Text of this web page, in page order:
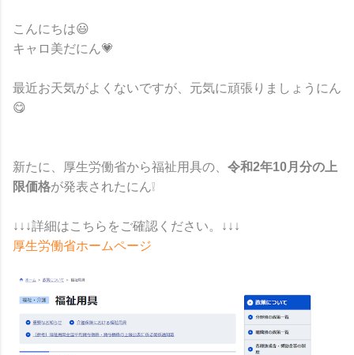
こんにちは😃
キャロ美だにん💗
最近お天気がよくないですが、元気に頑張りましょうにん
😋
新たに、厚生労働省から福祉用具の、 令和2年10月分の上
限価格が発表されたにん❕
↓↓↓詳細はこちらをご確認ください。↓↓↓
厚生労働省ホームページ